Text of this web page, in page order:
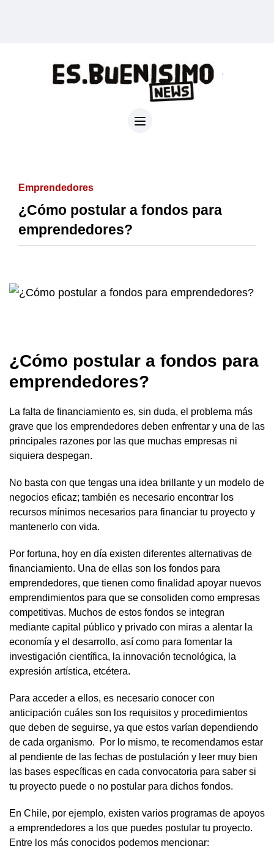
Emprendedores
¿Cómo postular a fondos para
emprendedores?
¿Cómo postular a fondos para
emprendedores?
La falta de financiamiento es, sin duda, el problema más
grave que los emprendedores deben enfrentar y una de las
principales razones por las que muchas empresas ni
siquiera despegan.
No basta con que tengas una idea brillante y un modelo de
negocios eficaz; también es necesario encontrar los
recursos mínimos necesarios para financiar tu proyecto y
mantenerlo con vida.
Por fortuna, hoy en día existen diferentes alternativas de
financiamiento. Una de ellas son los fondos para
emprendedores, que tienen como finalidad apoyar nuevos
emprendimientos para que se consoliden como empresas
competitivas. Muchos de estos fondos se integran
mediante capital público y privado con miras a alentar la
economía y el desarrollo, así como para fomentar la
investigación científica, la innovación tecnológica, la
expresión artística, etcétera.
Para acceder a ellos, es necesario conocer con
anticipación cuáles son los requisitos y procedimientos
que deben de seguirse, ya que estos varían dependiendo
de cada organismo. Por lo mismo, te recomendamos estar
al pendiente de las fechas de postulación y leer muy bien
las bases específicas en cada convocatoria para saber si
tu proyecto puede o no postular para dichos fondos.
En Chile, por ejemplo, existen varios programas de apoyos
a emprendedores a los que puedes postular tu proyecto.
Entre los más conocidos podemos mencionar: